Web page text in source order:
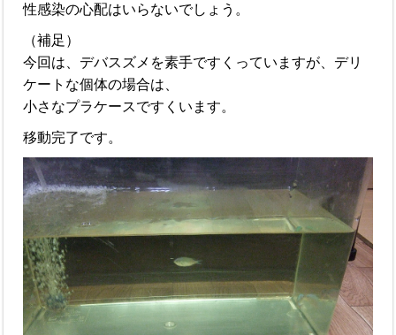
性感染の心配はいらないでしょう。
（補足）
今回は、デバスズメを素手ですくっていますが、デリ
ケートな個体の場合は、
小さなプラケースですくいます。
移動完了です。